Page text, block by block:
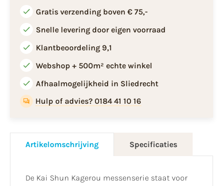
Gratis verzending boven € 75,-
Snelle levering door eigen voorraad
Klantbeoordeling 9,1
Webshop + 500m² echte winkel
Afhaalmogelijkheid in Sliedrecht
Hulp of advies? 0184 41 10 16
Artikelomschrijving Specificaties
De Kai Shun Kagerou messenserie staat voor